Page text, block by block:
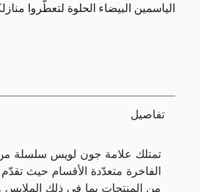
الياسمين البيضاء الحلوة لتعطّروا
تفاصيل
تمتلك علامة جون لويس سلسلة من
الفاخرة متعدّدة الأقسام حيث
من المنتجات بما في ذلك الملابس